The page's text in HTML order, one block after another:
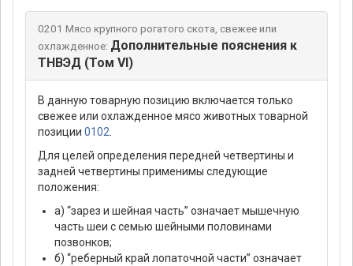
0201 Мясо крупного рогатого скота, свежее или
охлажденное: Дополнительные пояснения к
ТНВЭД (Том VI)
В данную товарную позицию включается только
свежее или охлажденное мясо животных товарной
позиции 0102
Для целей определения передней четвертины и
задней четвертины применимы следующие
положения:
а) “зарез и шейная часть” означает мышечную
часть шеи с семью шейными половинами
позвонков;
б) “реберный край лопаточной части” означает